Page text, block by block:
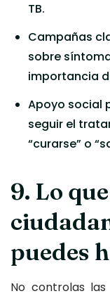
TB.
Campañas
sobre
importancia
Apoyo social
seguir el
“curarse” o
9. Lo
puedes
No controlas